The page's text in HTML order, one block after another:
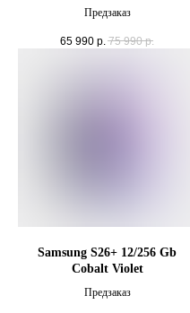
Предзаказ
65 990 р. 75 990 р.
Samsung S26+ 12/256 Gb
Cobalt Violet
Предзаказ